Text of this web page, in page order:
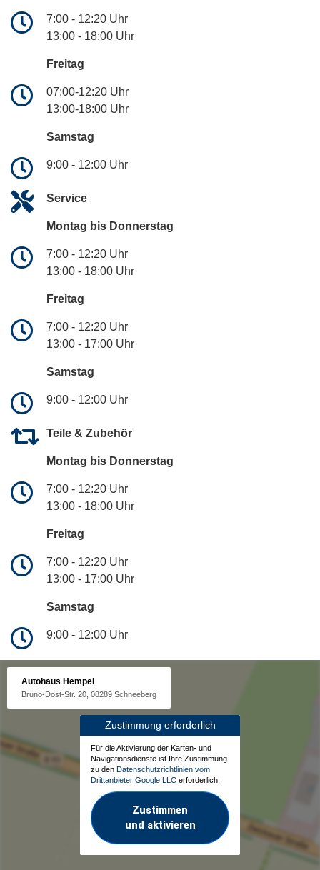
7:00 - 12:20 Uhr
13:00 - 18:00 Uhr
Freitag
07:00-12:20 Uhr
13:00-18:00 Uhr
Samstag
9:00 - 12:00 Uhr
Service
Montag bis Donnerstag
7:00 - 12:20 Uhr
13:00 - 18:00 Uhr
Freitag
7:00 - 12:20 Uhr
13:00 - 17:00 Uhr
Samstag
9:00 - 12:00 Uhr
Teile & Zubehör
Montag bis Donnerstag
7:00 - 12:20 Uhr
13:00 - 18:00 Uhr
Freitag
7:00 - 12:20 Uhr
13:00 - 17:00 Uhr
Samstag
9:00 - 12:00 Uhr
Autohaus Hempel
Bruno-Dost-Str. 20, 08289 Schneeberg
Zustimmung erforderlich
Für die Aktivierung der Karten- und
Navigationsdienste ist Ihre Zustimmung
zu den Datenschutzrichtlinien vom
Drittanbieter Google LLC erforderlich.
Zustimmen
und aktivieren